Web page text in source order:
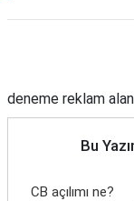
deneme reklam
Bu
CB açılımı ne?